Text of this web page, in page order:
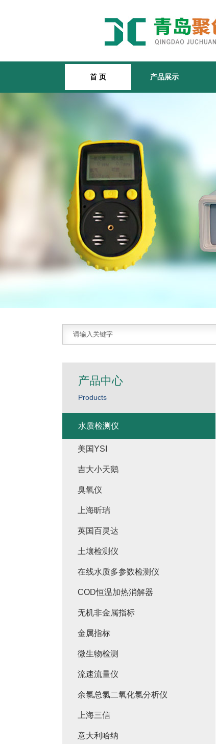
首 页 产品展示
产品中心
Products
水质检测仪
美国YSI
吉大小天鹅
臭氧仪
上海昕瑞
英国百灵达
土壤检测仪
在线水质多参数检测仪
COD恒温加热消解器
无机非金属指标
金属指标
微生物检测
流速流量仪
余氯总氯二氧化氯分析仪
上海三信
意大利哈纳